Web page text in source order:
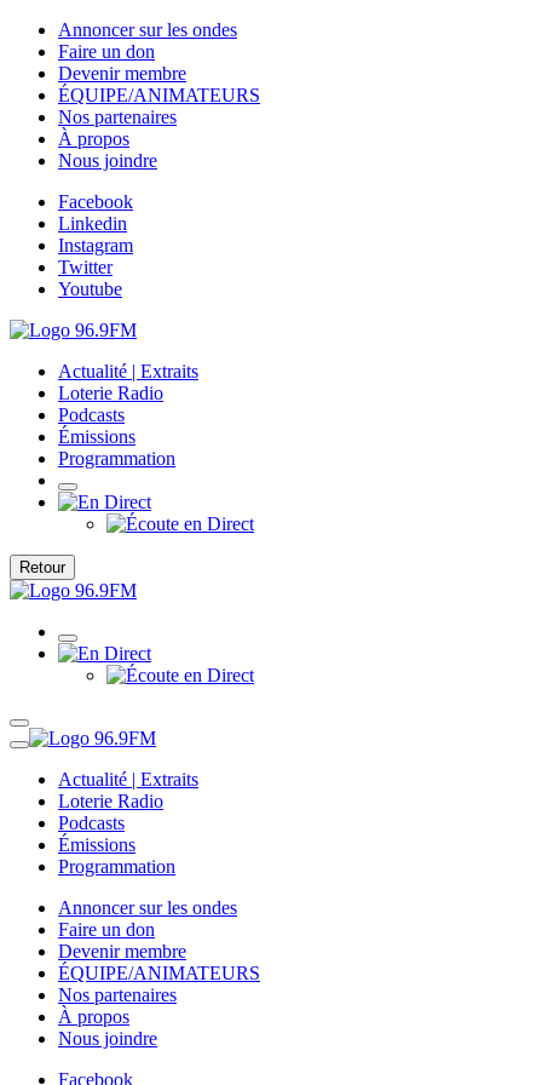
Annoncer sur les ondes
Faire un don
Devenir membre
ÉQUIPE/ANIMATEURS
Nos partenaires
À propos
Nous joindre
Facebook
Linkedin
Instagram
Twitter
Youtube
Actualité | Extraits
Loterie Radio
Podcasts
Émissions
Programmation
Retour
Actualité | Extraits
Loterie Radio
Podcasts
Émissions
Programmation
Annoncer sur les ondes
Faire un don
Devenir membre
ÉQUIPE/ANIMATEURS
Nos partenaires
À propos
Nous joindre
Facebook